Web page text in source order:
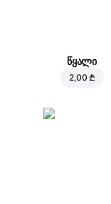
წყალი
2,00 ₾